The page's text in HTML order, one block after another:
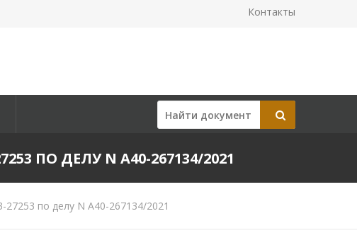
Контакты
ПО ДЕЛУ N А40-267134/2021
по делу N А40-267134/2021